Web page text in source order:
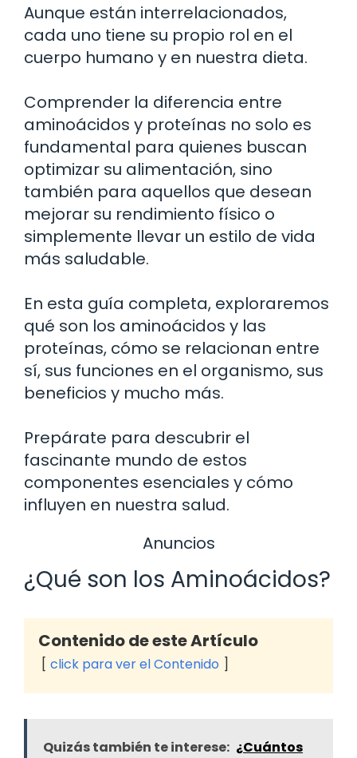
Aunque están interrelacionados,
cada uno tiene su propio rol en el
cuerpo humano y en nuestra dieta.
Comprender la diferencia entre
aminoácidos y proteínas no solo es
fundamental para quienes buscan
optimizar su alimentación, sino
también para aquellos que desean
mejorar su rendimiento físico o
simplemente llevar un estilo de vida
más saludable.
En esta guía completa, exploraremos
qué son los aminoácidos y las
proteínas, cómo se relacionan entre
sí, sus funciones en el organismo, sus
beneficios y mucho más.
Prepárate para descubrir el
fascinante mundo de estos
componentes esenciales y cómo
influyen en nuestra salud.
Anuncios
¿Qué son los Aminoácidos?
Contenido de este Artículo
click para ver el Contenido
Quizás también te interese: ¿Cuántos